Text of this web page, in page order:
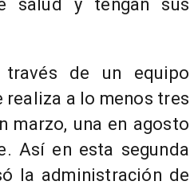
salud y tengan sus
de un equipo
a lo menos tres
marzo, una en agosto
Así en esta segunda
la administración de